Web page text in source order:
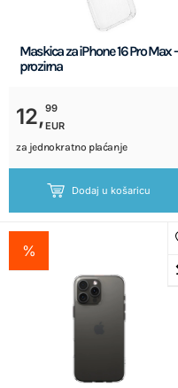
Maskica za iPhone 16 Pro Max -
prozirna
12,99
EUR
za jednokratno plaćanje
Dodaj u košaricu
%